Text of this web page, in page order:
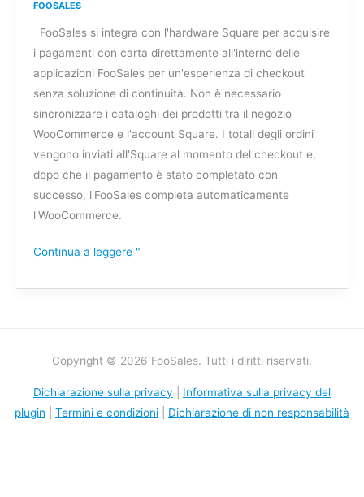
FOOSALES
FooSales si integra con l'hardware Square per acquisire
i pagamenti con carta direttamente all'interno delle
applicazioni FooSales per un'esperienza di checkout
senza soluzione di continuità. Non è necessario
sincronizzare i cataloghi dei prodotti tra il negozio
WooCommerce e l'account Square. I totali degli ordini
vengono inviati all'Square al momento del checkout e,
dopo che il pagamento è stato completato con
successo, l'FooSales completa automaticamente
l'WooCommerce.
Continua a leggere "
Copyright © 2026 FooSales. Tutti i diritti riservati.
Dichiarazione sulla privacy
Informativa sulla privacy del
plugin
Termini e condizioni Dichiarazione di non responsabilità